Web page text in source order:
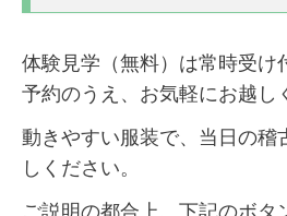
体験見学（無料）は常時受け
予約のうえ、お気軽にお越し
動きやすい服装で、当日の稽
しください。